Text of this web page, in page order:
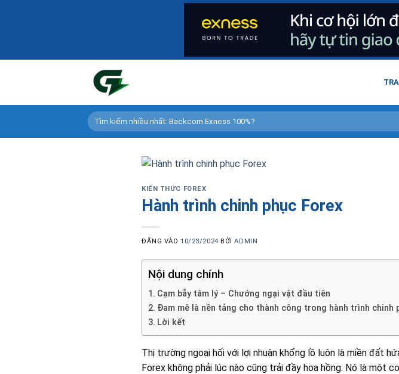
KIẾN THỨC FOREX
Hành trình chinh phục Forex
ĐĂNG VÀO10/23/2024 BỞIADMIN
Nội dung chính
Cạm bẫy tâm lý – Chướng ngại vật đầu tiên
Đam mê là nền tảng cho thành công trong hành trình chinh
Lời kết
Thị trường ngoại hối với lợi nhuận khổng lồ luôn là miền đất
Forex không phải lúc nào cũng trải đầy hoa hồng. Nó là một